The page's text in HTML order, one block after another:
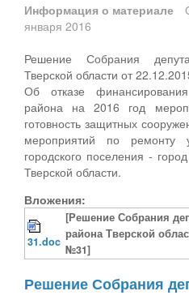
Информация о материале
января 2016
Решение Собрания
Тверской области от
Об отказе
района на 2016 год
готовность защитных
мероприятий по ремонту
городского поселения -
Тверской области.
Вложения:
31.doc
[Решение Собрания
района Тверской
№31]
Решение Собрания